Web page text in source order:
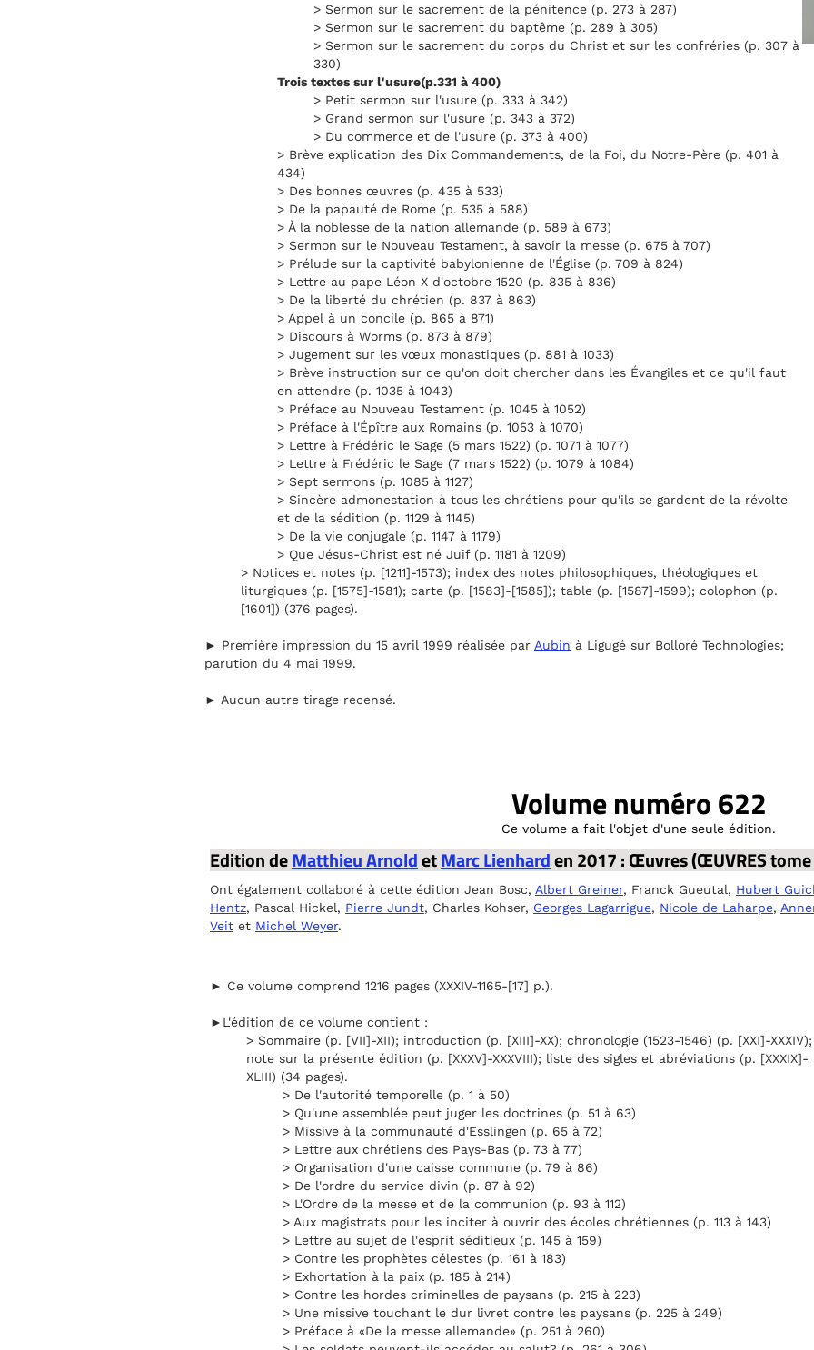
> Sermon sur le sacrement de la pénitence (p. 273 à 287)
> Sermon sur le sacrement du baptême (p. 289 à 305)
> Sermon sur le sacrement du corps du Christ et sur les confréries (p. 307 à
330)
Trois textes sur l'usure(p.331 à 400)
> Petit sermon sur l'usure (p. 333 à 342)
> Grand sermon sur l'usure (p. 343 à 372)
> Du commerce et de l'usure (p. 373 à 400)
> Brève explication des Dix Commandements, de la Foi, du Notre-Père (p. 401 à
434)
> Des bonnes œuvres (p. 435 à 533)
> De la papauté de Rome (p. 535 à 588)
> À la noblesse de la nation allemande (p. 589 à 673)
> Sermon sur le Nouveau Testament, à savoir la messe (p. 675 à 707)
> Prélude sur la captivité babylonienne de l'Église (p. 709 à 824)
> Lettre au pape Léon X d'octobre 1520 (p. 835 à 836)
> De la liberté du chrétien (p. 837 à 863)
> Appel à un concile (p. 865 à 871)
> Discours à Worms (p. 873 à 879)
> Jugement sur les vœux monastiques (p. 881 à 1033)
> Brève instruction sur ce qu'on doit chercher dans les Évangiles et ce qu'il faut
en attendre (p. 1035 à 1043)
> Préface au Nouveau Testament (p. 1045 à 1052)
> Préface à l'Épître aux Romains (p. 1053 à 1070)
> Lettre à Frédéric le Sage (5 mars 1522) (p. 1071 à 1077)
> Lettre à Frédéric le Sage (7 mars 1522) (p. 1079 à 1084)
> Sept sermons (p. 1085 à 1127)
> Sincère admonestation à tous les chrétiens pour qu'ils se gardent de la révolte
et de la sédition (p. 1129 à 1145)
> De la vie conjugale (p. 1147 à 1179)
> Que Jésus-Christ est né Juif (p. 1181 à 1209)
> Notices et notes (p. [1211]-1573); index des notes philosophiques, théologiques et
liturgiques (p. [1575]-1581); carte (p. [1583]-[1585]); table (p. [1587]-1599); colophon (p.
[1601]) (376 pages).
► Première impression du 15 avril 1999 réalisée par Aubin à Ligugé sur Bolloré Technologies;
parution du 4 mai 1999.
► Aucun autre tirage recensé.
Volume numéro 622
Ce volume a fait l'objet d'une seule édition.
Edition deMatthieu ArnoldetMarc Lienharden 2017 : Œuvres (ŒUVRES
Ont également collaboré à cette édition Jean Bosc, Albert Greiner, Franck Gueutal, Hubert
Hentz, Pascal Hickel, Pierre Jundt, Charles Kohser, Georges Lagarrigue, Nicole de Laharpe,
Veit et Michel Weyer.
► Ce volume comprend 1216 pages (XXXIV-1165-[17] p.).
►L'édition de ce volume contient :
> Sommaire (p. [VII]-XII); introduction (p. [XIII]-XX); chronologie (1523-1546) (p. [XXI]-XXXIV);
note sur la présente édition (p. [XXXV]-XXXVIII); liste des sigles et abréviations (p. [XXXIX]-
XLIII) (34 pages).
> De l'autorité temporelle (p. 1 à 50)
> Qu'une assemblée peut juger les doctrines (p. 51 à 63)
> Missive à la communauté d'Esslingen (p. 65 à 72)
> Lettre aux chrétiens des Pays-Bas (p. 73 à 77)
> Organisation d'une caisse commune (p. 79 à 86)
> De l'ordre du service divin (p. 87 à 92)
> L'Ordre de la messe et de la communion (p. 93 à 112)
> Aux magistrats pour les inciter à ouvrir des écoles chrétiennes (p. 113 à 143)
> Lettre au sujet de l'esprit séditieux (p. 145 à 159)
> Contre les prophètes célestes (p. 161 à 183)
> Exhortation à la paix (p. 185 à 214)
> Contre les hordes criminelles de paysans (p. 215 à 223)
> Une missive touchant le dur livret contre les paysans (p. 225 à 249)
> Préface à «De la messe allemande» (p. 251 à 260)